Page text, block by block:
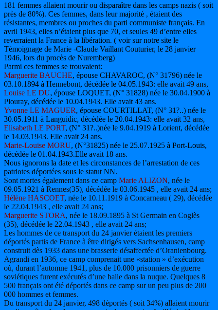
181 femmes allaient mourir ou disparaître dans les camps nazis ( soit
près de 80%). Ces femmes, dans leur majorité , étaient des
résistantes, membres ou proches du parti communiste français. En
avril 1943, elles n’étaient plus que 70, et seules 49 d’entre elles
reverraient la France à la libération. ( voir sur notre site le
Témoignage de Marie -Claude Vaillant Couturier, le 28 janvier
1946, lors du procès de Nuremberg)
Parmi ces femmes se trouvaient:
Marguerite BAUCHE, épouse CHAVAROC, (N° 31796) née le
03.10.1894 à Hennebont, décédée le 04.05.1943: elle avait 49 ans,
Louise LE DU, épouse LOQUET, (N° 31828) née le 30.04.1900 à
Plouray, décédée le 10.04.1943. Elle avait 43 ans.
Yvonne LE MAGUER, épouse COURTILLAT, (N° 31?..) née le
30.05.1911 à Languidic, décédée le 20.04.1943: elle avait 32 ans,
Elisabeth LE PORT, (N° 31?..)née le 9.04.1919 à Lorient, décédée
le 14.03.1943. Elle avait 24 ans.
Marie-Louise MORU, (N°31825) née le 25.07.1925 à Port-Louis,
décédée le 01.04.1943.Elle avait 18 ans.
Nous ignorons la date et les circonstances de l’arrestation de ces
patriotes déportées sous le statut NN.
Sont mortes également dans ce camp Marie ALIZON, née le
09.05.1921 à Rennes(35), décédée le 03.06.1945 , elle avait 24 ans;
Hélène HASCOET, née le 10.11.1919 à Concarneau ( 29), décédée
le 22.04.1943 , elle avait 24 ans;
Marguerite STORA, née le 18.09.1895 à St Germain en Coglès
(35), décédée le 22.04.1943 , elle avait 24 ans;
Les hommes de ce transport du 24 janvier étaient les premiers
déportés partis de France à être dirigés vers Sachsenhausen, camp
construit dès 1933 dans une brasserie désaffectée d’Oranienbourg.
Agrandi en 1936, ce camp comprenait une «station » d’exécution
où, durant l’automne 1941, plus de 10.000 prisonniers de guerre
soviétiques furent exécutés d’une balle dans la nuque. Quelques 8
500 français ont été déportés dans ce camp sur un peu plus de 200
000 hommes et femmes.
Du transport du 24 janvier, 498 déportés ( soit 34%) allaient mourir